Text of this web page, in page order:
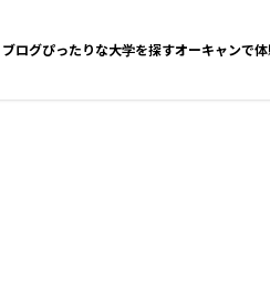
ブログぴったりな大学を探すオーキャンで